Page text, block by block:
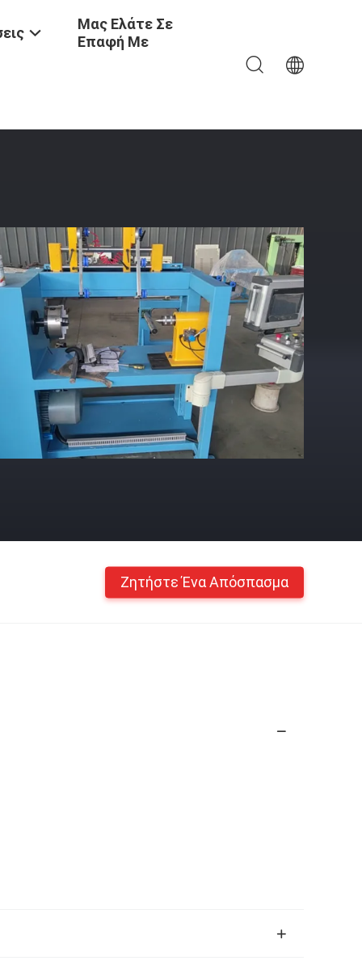
Μας Ελάτε Σε
Επαφή Με
Ζητήστε Ένα Απόσπασμα